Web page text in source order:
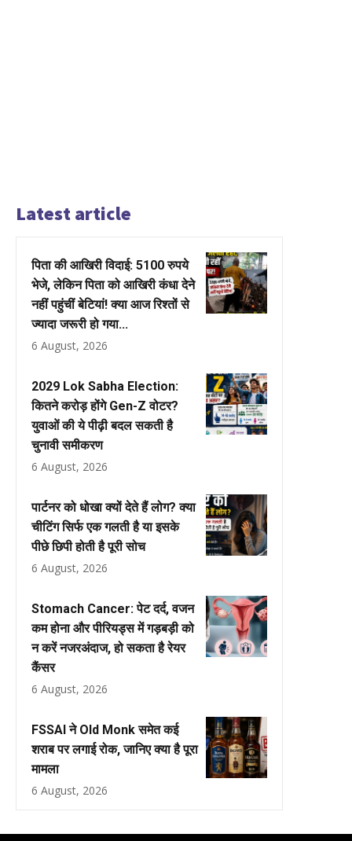
Latest article
पिता की आखिरी विदाई: 5100 रुपये
भेजे, लेकिन पिता को आखिरी कंधा देने
नहीं पहुंचीं बेटियां! क्या आज रिश्तों से
ज्यादा जरूरी हो गया...
6 August, 2026
2029 Lok Sabha Election:
कितने करोड़ होंगे Gen-Z वोटर?
युवाओं की ये पीढ़ी बदल सकती है
चुनावी समीकरण
6 August, 2026
पार्टनर को धोखा क्यों देते हैं लोग? क्या
चीटिंग सिर्फ एक गलती है या इसके
पीछे छिपी होती है पूरी सोच
6 August, 2026
Stomach Cancer: पेट दर्द, वजन
कम होना और पीरियड्स में गड़बड़ी को
न करें नजरअंदाज, हो सकता है रेयर
कैंसर
6 August, 2026
FSSAI ने Old Monk समेत कई
शराब पर लगाई रोक, जानिए क्या है पूरा
मामला
6 August, 2026